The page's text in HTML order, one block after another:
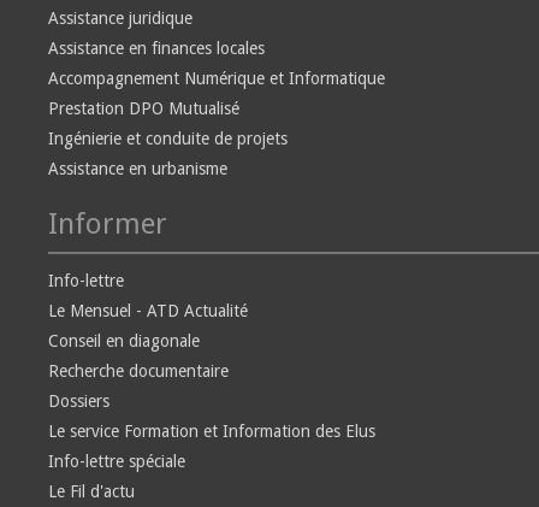
Assistance juridique
Assistance en finances locales
Accompagnement Numérique et Informatique
Prestation DPO Mutualisé
Ingénierie et conduite de projets
Assistance en urbanisme
Informer
Info-lettre
Le Mensuel - ATD Actualité
Conseil en diagonale
Recherche documentaire
Dossiers
Le service Formation et Information des Elus
Info-lettre spéciale
Le Fil d'actu